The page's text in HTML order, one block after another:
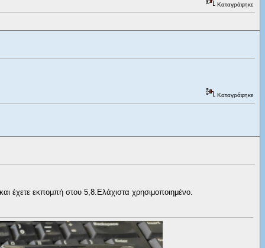
Καταγράφηκε
Καταγράφηκε
εκπομπή στου 5,8.Ελάχιστα χρησιμοποιημένο.